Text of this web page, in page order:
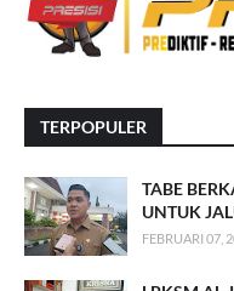
TERPOPULER
TABE
UNTUK
FEBRUARI 07,